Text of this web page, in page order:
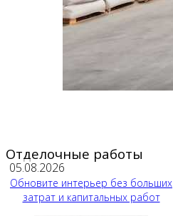
Отделочные работы
05.08.2026
Обновите интерьер без больших
затрат и капитальных работ